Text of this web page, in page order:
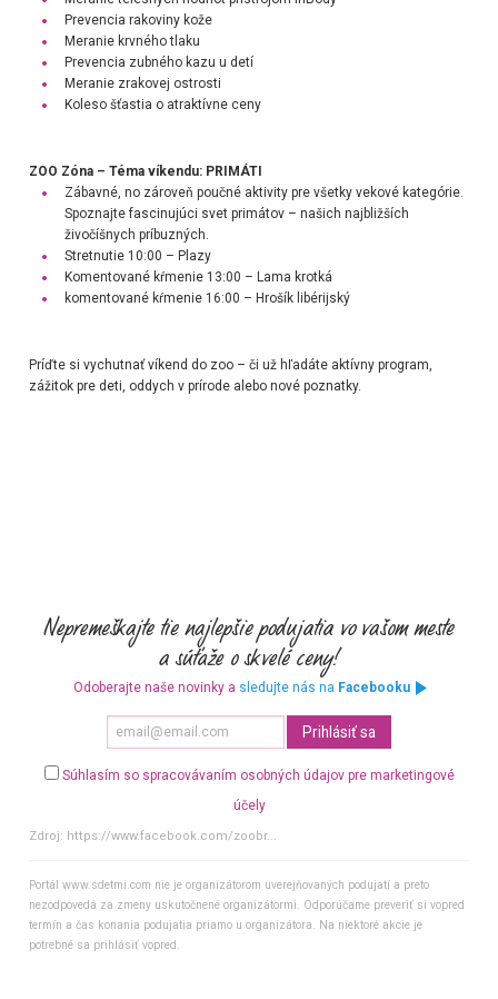
Prevencia rakoviny kože
Meranie krvného tlaku
Prevencia zubného kazu u detí
Meranie zrakovej ostrosti
Koleso šťastia o atraktívne ceny
ZOO Zóna – Téma víkendu: PRIMÁTI
Zábavné, no zároveň poučné aktivity pre všetky vekové kategórie.
Spoznajte fascinujúci svet primátov – našich najbližších
živočíšnych príbuzných.
Stretnutie 10:00 – Plazy
Komentované kŕmenie 13:00 – Lama krotká
komentované kŕmenie 16:00 – Hrošík libérijský
Príďte si vychutnať víkend do zoo – či už hľadáte aktívny program,
zážitok pre deti, oddych v prírode alebo nové poznatky.
Odoberajte naše novinky a sledujte nás na Facebooku
Súhlasím so spracovávaním osobných údajov pre marketingové
účely
Zdroj: https://www.facebook.com/zoobr...
Portál www.sdetmi.com nie je organizátorom uverejňovaných podujatí a preto
nezodpovedá za zmeny uskutočnené organizátormi. Odporúčame preveriť si vopred
termín a čas konania podujatia priamo u organizátora. Na niektoré akcie je
potrebné sa prihlásiť vopred.